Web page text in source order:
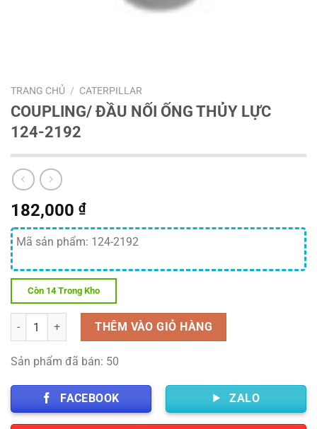
TRANG CHỦ / CATERPILLAR
COUPLING/ ĐẦU NỐI ỐNG THỦY LỰC
124-2192
182,000 ₫
Mã sản phẩm: 124-2192
Còn 14 Trong Kho
Số lượng THÊM VÀO GIỎ HÀNG
Sản phẩm đã bán: 50
FACEBOOK ZALO